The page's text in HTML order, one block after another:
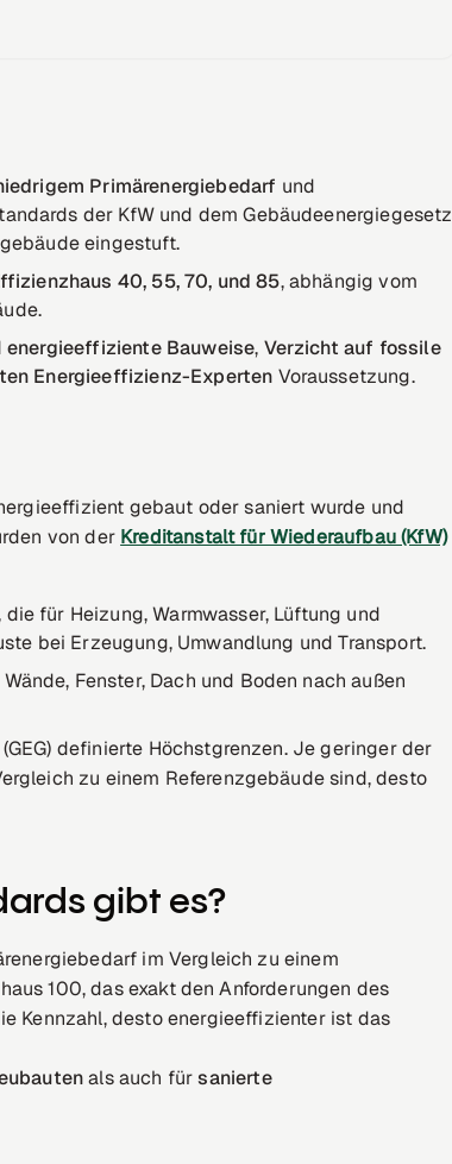
Primärenergiebedarf und
der KfW und dem Gebäudeenergiegesetz
eingestuft.
40, 55, 70, und 85, abhängig vom
energieeffiziente Bauweise, Verzicht auf fossile
Energieeffizienz-Experten Voraussetzung.
gebaut oder saniert wurde und
von der Kreditanstalt für Wiederaufbau (KfW)
für Heizung, Warmwasser, Lüftung und
bei Erzeugung, Umwandlung und Transport.
Fenster, Dach und Boden nach außen
definierte Höchstgrenzen. Je geringer der
zu einem Referenzgebäude sind, desto
gibt es?
im Vergleich zu einem
100, das exakt den Anforderungen des
Kennzahl, desto energieeffizienter ist das
als auch fürsanierte